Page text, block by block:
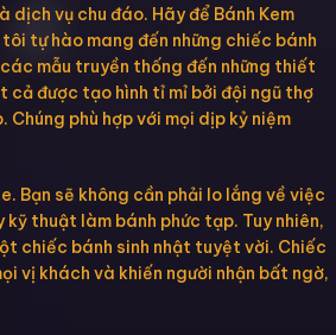
dịch vụ chu đáo. Hãy để Bánh Kem
tự hào mang đến những chiếc bánh
mẫu truyền thống đến những thiết
cả được tạo hình tỉ mỉ bởi đội ngũ thợ
Chúng phù hợp với mọi dịp kỷ niệm
Bạn sẽ không cần phải lo lắng về việc
kỹ thuật làm bánh phức tạp. Tuy nhiên,
chiếc bánh sinh nhật tuyệt vời. Chiếc
vị khách và khiến người nhận bất ngờ,